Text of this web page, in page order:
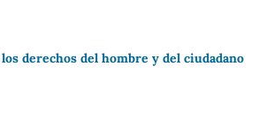
derechos del hombre y del ciudadano